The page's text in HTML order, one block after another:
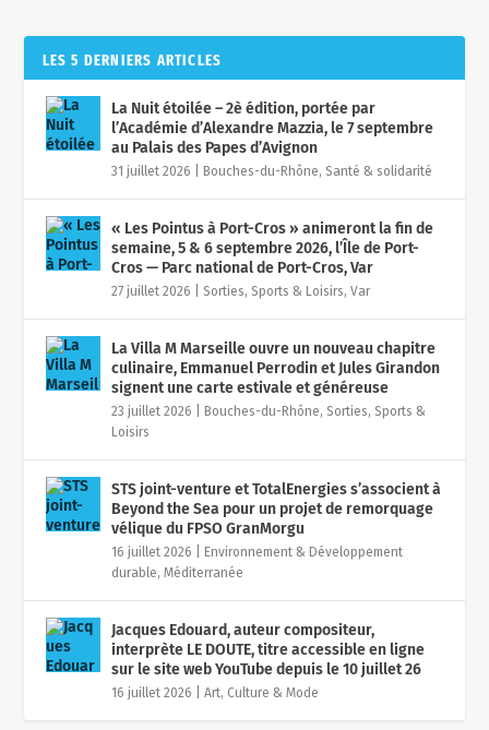
LES 5 DERNIERS ARTICLES
La Nuit étoilée – 2è édition, portée par
l’Académie d’Alexandre Mazzia, le 7 septembre
au Palais des Papes d’Avignon
31 juillet 2026 Bouches-du-Rhône,Santé & solidarité
« Les Pointus à Port-Cros » animeront la fin de
semaine, 5 & 6 septembre 2026, l’Île de Port-
Cros — Parc national de Port-Cros, Var
27 juillet 2026 |Sorties, Sports & Loisirs,Var
La Villa M Marseille ouvre un nouveau chapitre
culinaire, Emmanuel Perrodin et Jules Girandon
signent une carte estivale et généreuse
23 juillet 2026 Bouches-du-Rhône,Sorties, Sports &
Loisirs
STS joint-venture et TotalEnergies s’associent à
Beyond the Sea pour un projet de remorquage
vélique du FPSO GranMorgu
16 juillet 2026
Environnement & Développement
durable,Méditerranée
Jacques Edouard, auteur compositeur,
interprète LE DOUTE, titre accessible en ligne
sur le site web YouTube depuis le 10 juillet 26
16 juillet 2026 |Art, Culture & Mode